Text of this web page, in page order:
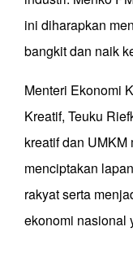
ini diharapkan
bangkit dan naik
Menteri Ekonomi
Kreatif, Teuku
kreatif dan
menciptakan
rakyat serta
ekonomi nasional